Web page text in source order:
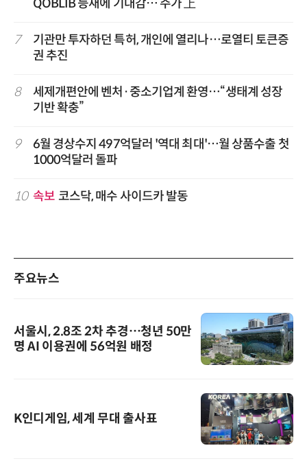
QOBLIB 등재에 기대감… 주가 上
7
기관만 투자하던 특허, 개인에 열리나…로열티 토큰증
권 추진
8
세제개편안에 벤처·중소기업계 환영…“생태계 성장
기반 확충”
9
6월 경상수지 497억달러 '역대 최대'…월 상품수출 첫
1000억달러 돌파
10 속보 코스닥, 매수 사이드카 발동
주요뉴스
서울시, 2.8조 2차 추경…청년 50만
명 AI 이용권에 56억원 배정
K인디게임, 세계 무대 출사표